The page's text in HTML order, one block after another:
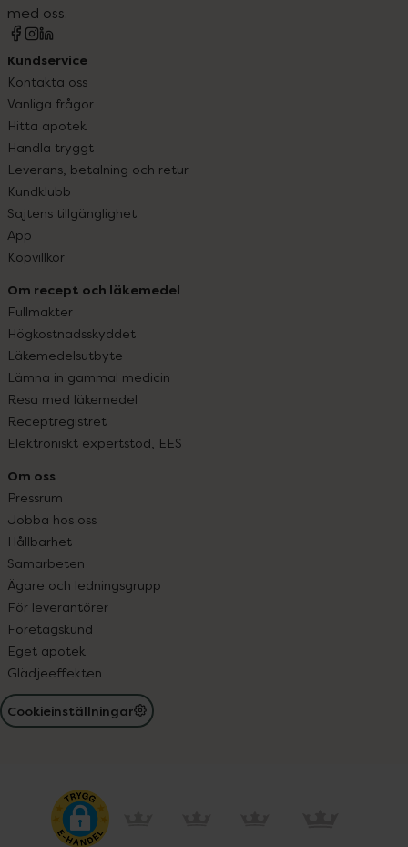
med oss.
Kundservice
Kontakta oss
Vanliga frågor
Hitta apotek
Handla tryggt
Leverans, betalning och retur
Kundklubb
Sajtens tillgänglighet
App
Köpvillkor
Om recept och läkemedel
Fullmakter
Högkostnadsskyddet
Läkemedelsutbyte
Lämna in gammal medicin
Resa med läkemedel
Receptregistret
Elektroniskt expertstöd, EES
Om oss
Pressrum
Jobba hos oss
Hållbarhet
Samarbeten
Ägare och ledningsgrupp
För leverantörer
Företagskund
Eget apotek
Glädjeeffekten
Cookieinställningar